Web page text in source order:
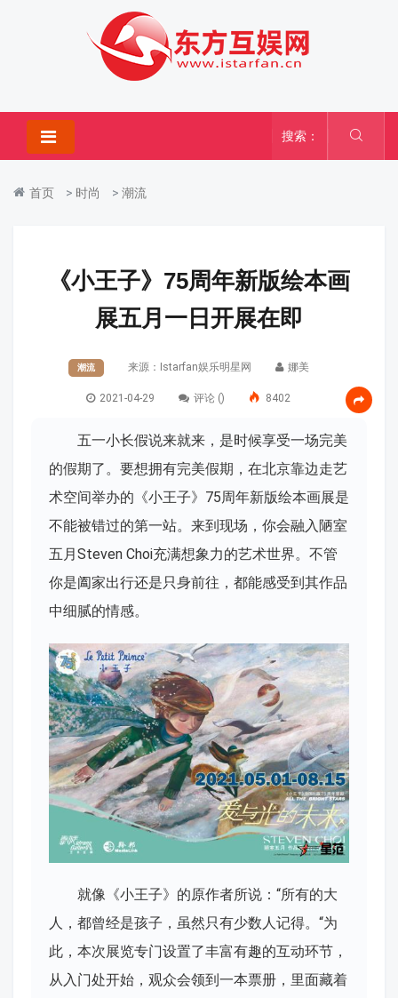
搜索：
首页 > 时尚 > 潮流
《小王子》75周年新版绘本画
展五月一日开展在即
潮流 来源： Istarfan娱乐明星网 娜美
2021-04-29 评论 () 8402
五一小长假说来就来，是时候享受一场完美
的假期了。要想拥有完美假期，在北京靠边走艺
术空间举办的《小王子》75周年新版绘本画展是
不能被错过的第一站。来到现场，你会融入陋室
五月Steven Choi充满想象力的艺术世界。不管
你是阖家出行还是只身前往，都能感受到其作品
中细腻的情感。
就像《小王子》的原作者所说：“所有的大
人，都曾经是孩子，虽然只有少数人记得。“为
此，本次展览专门设置了丰富有趣的互动环节，
从入门处开始，观众会领到一本票册，里面藏着